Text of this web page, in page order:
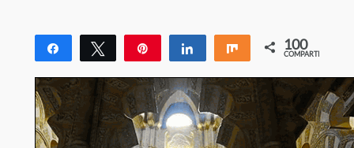
Compartir Twittear Compartir Compartir
100
COMPARTIR